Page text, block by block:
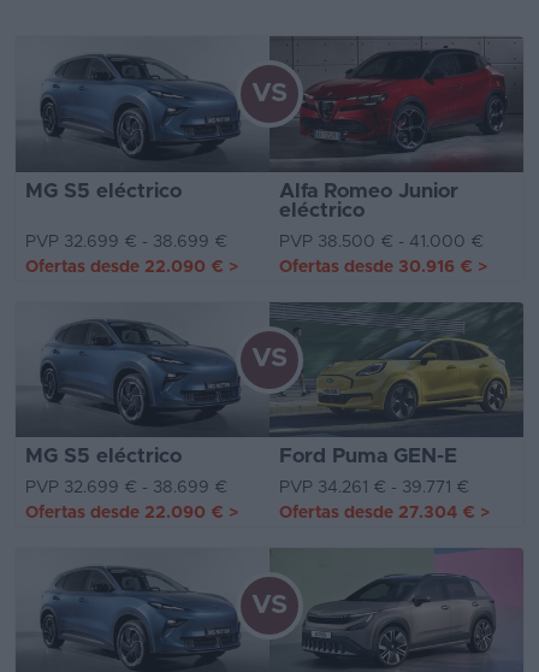
MG S5 eléctrico
Alfa Romeo Junior
eléctrico
VS
PVP 32.699 € - 38.699 €
PVP 38.500 € - 41.000 €
Ofertas desde 22.090 € > Ofertas desde 30.916 € >
MG S5 eléctrico Ford Puma GEN-E
VS
PVP 32.699 € - 38.699 €
PVP 34.261 € - 39.771 €
Ofertas desde 22.090 € > Ofertas desde 27.304 € >
VS